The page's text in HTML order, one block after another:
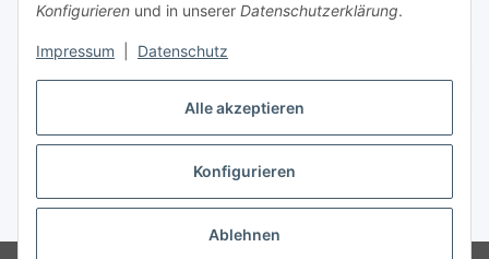
Alle akzeptieren
Konfigurieren
Ablehnen
Konfigurieren und in unserer Datenschutzerklärung.
Impressum Datenschutz
Vertrag widerrufen
* Alle Preise inkl. gesetzlicher USt., zzgl.Versand